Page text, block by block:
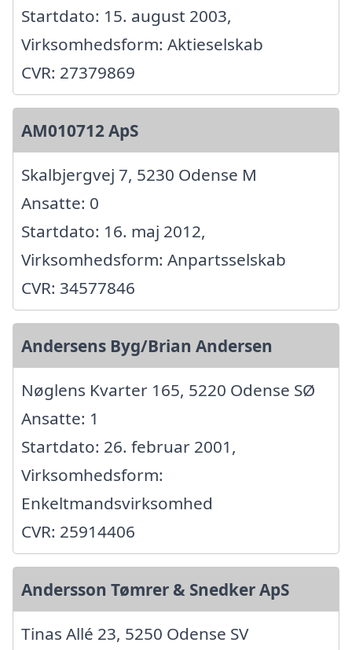
Startdato: 15. august 2003,
Virksomhedsform: Aktieselskab
CVR: 27379869
AM010712 ApS
Skalbjergvej 7, 5230 Odense M
Ansatte: 0
Startdato: 16. maj 2012,
Virksomhedsform: Anpartsselskab
CVR: 34577846
Andersens Byg/Brian Andersen
Nøglens Kvarter 165, 5220 Odense SØ
Ansatte: 1
Startdato: 26. februar 2001,
Virksomhedsform:
Enkeltmandsvirksomhed
CVR: 25914406
Andersson Tømrer & Snedker ApS
Tinas Allé 23, 5250 Odense SV